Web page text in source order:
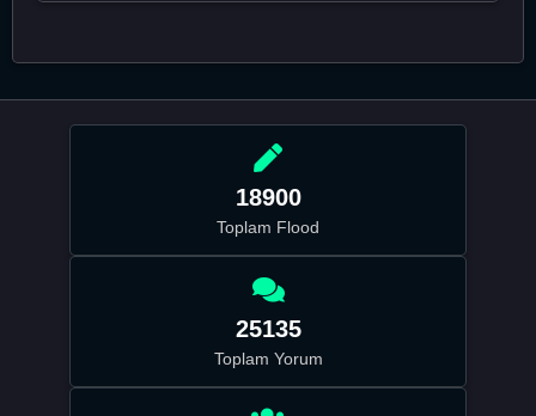
18900
Toplam Flood
25135
Toplam Yorum